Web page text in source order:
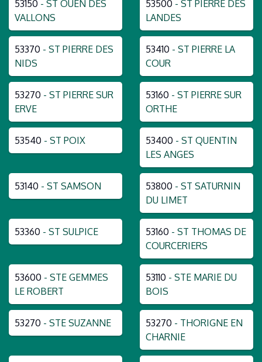
53150 - ST OUEN DES
VALLONS
53500 - ST PIERRE DES
LANDES
53370 - ST PIERRE DES
NIDS
53410 - ST PIERRE LA
COUR
53270 - ST PIERRE SUR
ERVE
53160 - ST PIERRE SUR
ORTHE
53540 - ST POIX 53400 - ST QUENTIN
LES ANGES
53140 - ST SAMSON 53800 - ST SATURNIN
DU LIMET
53360 - ST SULPICE 53160 - ST THOMAS DE
COURCERIERS
53600 - STE GEMMES
LE ROBERT
53110 - STE MARIE DU
BOIS
53270 - STE SUZANNE 53270 - THORIGNE EN
CHARNIE